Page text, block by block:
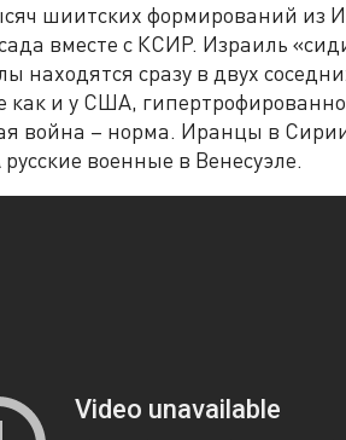
шиитских формирований
вместе с КСИР. Израиль
находятся сразу в двух
как и у США,
война – норма. Иранцы в
военные в Венесуэле.